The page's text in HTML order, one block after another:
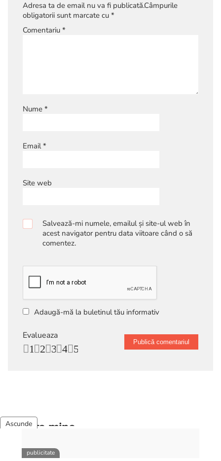
Adresa ta de email nu va fi publicată.Câmpurile
obligatorii sunt marcate cu *
Comentariu *
Nume *
Email*
Site web
Salvează-mi numele, emailul și site-ul web în
acest navigator pentru data viitoare când o să
comentez.
Adaugă-mă la buletinul tău informativ
Evalueaza
5
4
3
2
1
Despre mine